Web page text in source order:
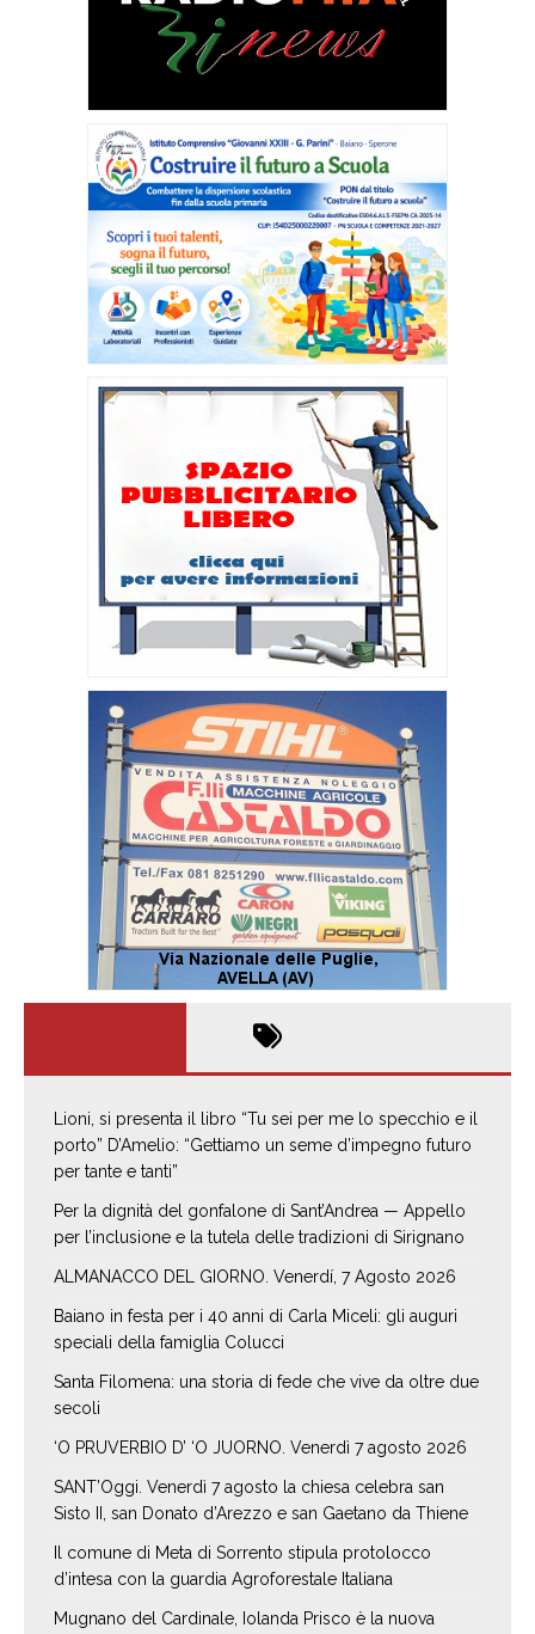
Lioni, si presenta il libro “Tu sei per me lo specchio e il
porto” D’Amelio: “Gettiamo un seme d’impegno futuro
per tante e tanti”
Per la dignità del gonfalone di Sant’Andrea — Appello
per l’inclusione e la tutela delle tradizioni di Sirignano
ALMANACCO DEL GIORNO. Venerdí, 7 Agosto 2026
Baiano in festa per i 40 anni di Carla Miceli: gli auguri
speciali della famiglia Colucci
Santa Filomena: una storia di fede che vive da oltre due
secoli
‘O PRUVERBIO D’ ‘O JUORNO. Venerdì 7 agosto 2026
SANT’Oggi. Venerdì 7 agosto la chiesa celebra san
Sisto II, san Donato d’Arezzo e san Gaetano da Thiene
Il comune di Meta di Sorrento stipula protolocco
d’intesa con la guardia Agroforestale Italiana
Mugnano del Cardinale, Iolanda Prisco è la nuova